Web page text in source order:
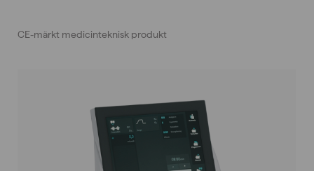
CE-märkt medicinteknisk produkt